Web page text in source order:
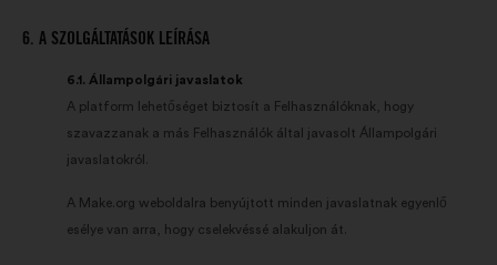
6. A SZOLGÁLTATÁSOK LEÍRÁSA
6.1. Állampolgári javaslatok
A platform lehetőséget biztosít a Felhasználóknak, hogy
szavazzanak a más Felhasználók által javasolt Állampolgári
javaslatokról.
A Make.org weboldalra benyújtott minden javaslatnak egyenlő
esélye van arra, hogy cselekvéssé alakuljon át.